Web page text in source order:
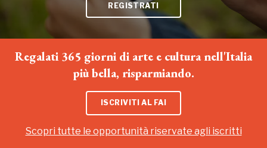
REGISTRATI
Regalati 365 giorni di arte e cultura nell'Italia
più bella, risparmiando.
ISCRIVITI AL FAI
Scopri tutte le opportunità riservate agli iscritti